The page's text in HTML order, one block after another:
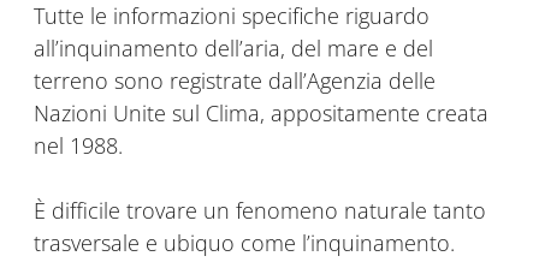
Tutte le informazioni specifiche riguardo
all’inquinamento dell’aria, del mare e del
terreno sono registrate dall’Agenzia delle
Nazioni Unite sul Clima, appositamente creata
nel 1988.
È difficile trovare un fenomeno naturale tanto
trasversale e ubiquo come l’inquinamento.